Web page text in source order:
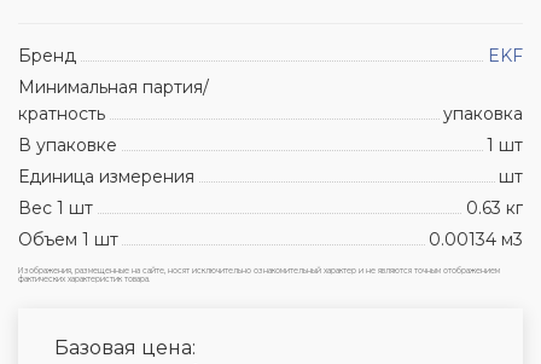
Бренд
EKF
Минимальная партия/
кратность
упаковка
В упаковке
1 шт
Единица измерения
шт
Вес 1 шт
0.63 кг
Объем 1 шт
0.00134 м3
Изображения, размещенные на сайте, носят исключительно ознакомительный характер и не являются точным отображением
фактических характеристик товара.
Базовая цена: